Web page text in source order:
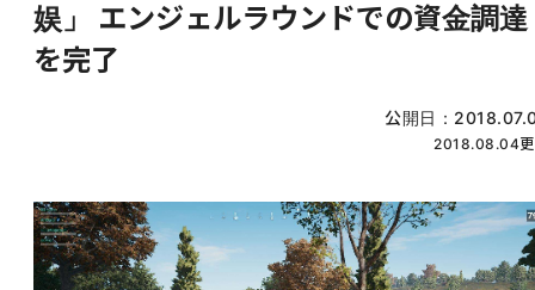
娱」 エンジェルラウンドでの資金調達
を完了
公開日：
2018.08.04